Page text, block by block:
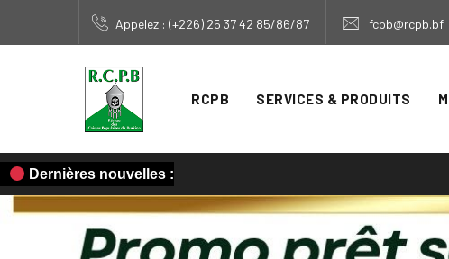
Appelez : (+226) 25 37 42 85/86/87 fcpb@rcpb.bf
RCPB SERVICES & PRODUITS
Dernières nouvelles :